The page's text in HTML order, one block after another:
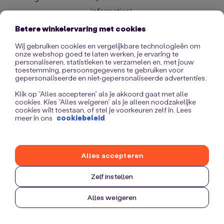
information).
Betere winkelervaring met cookies
Wij gebruiken cookies en vergelijkbare technologieën om
onze webshop goed te laten werken, je ervaring te
personaliseren, statistieken te verzamelen en, met jouw
toestemming, persoonsgegevens te gebruiken voor
gepersonaliseerde en niet-gepersonaliseerde advertenties.
Klik op “Alles accepteren” als je akkoord gaat met alle
cookies. Kies “Alles weigeren” als je alleen noodzakelijke
cookies wilt toestaan, of stel je voorkeuren zelf in. Lees
meer in ons cookiebeleid
Zelf instellen
Alles weigeren
Alles accepteren